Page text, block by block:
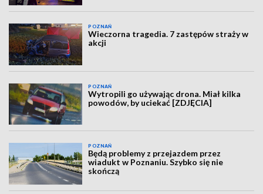
POZNAŃ
Wieczorna tragedia. 7 zastępów straży w
akcji
POZNAŃ
Wytropili go używając drona. Miał kilka
powodów, by uciekać [ZDJĘCIA]
POZNAŃ
Będą problemy z przejazdem przez
wiadukt w Poznaniu. Szybko się nie
skończą